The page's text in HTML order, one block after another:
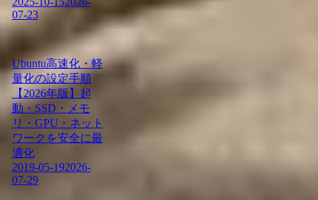
07-23
Ubuntu高速化・軽
量化の設定手順
【2026年版】起
動・SSD・メモ
リ・GPU・ネット
ワークを安全に最
適化
2019-05-192026-
07-29